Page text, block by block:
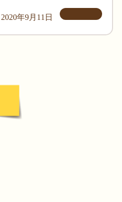
2020年9月11日